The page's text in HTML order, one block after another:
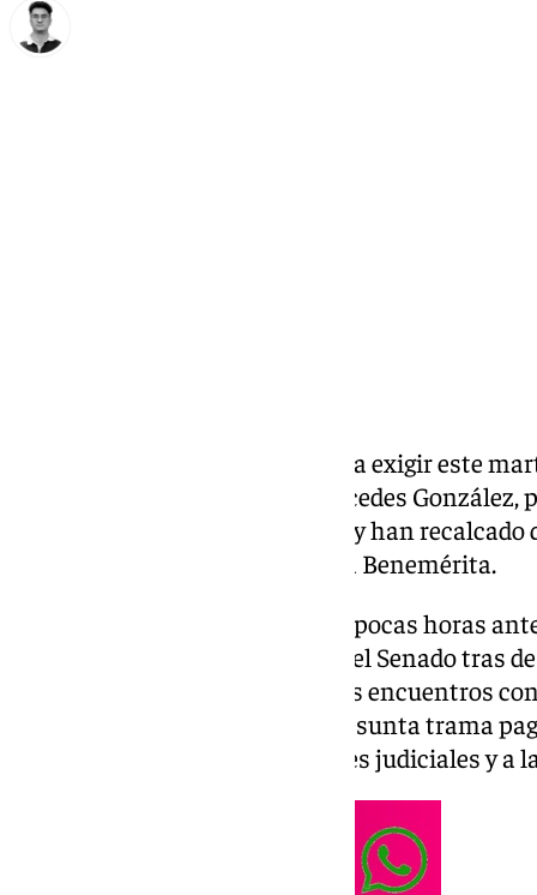
Varios cargos del PP han vuelto a exigir este
general de la Guardia Civil, Mercedes
‹fontanera del PSOE› Leire Díez y han
puesto y una «deshonra» para la Benemérita.
Esta petición del PP se produce pocas horas
la Guardia Civil comparezca en el Senado tras
Operativa -UCO- que tuvo varios encuentros
PSOE en el epicentro de una presunta trama
de desestabilizar investigaciones judiciales y a